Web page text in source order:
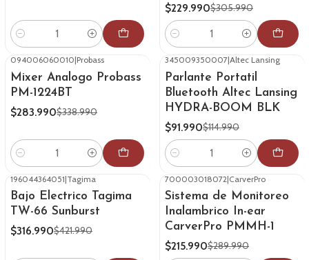
Cantidad
$229.990$305.990
Cantidad
094006060010|Probass
Mixer Analogo Probass
PM-1224BT
$283.990$338.990
Cantidad
345009350007|Altec Lansing
Parlante Portatil
Bluetooth Altec Lansing
HYDRA-BOOM BLK
$91.990$114.990
Cantidad
-25% OFF
196044364051|Tagima
Bajo Electrico Tagima
TW-66 Sunburst
$316.990$421.990
-26% OFF
700003018072|CarverPro
Sistema de Monitoreo
Inalambrico In-ear
CarverPro PMMH-1
$215.990$289.990